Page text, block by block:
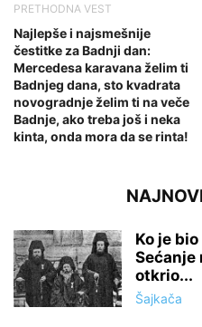
PRETHODNA VEST
Najlepše i najsmešnije
čestitke za Badnji dan:
Mercedesa karavana želim ti
Badnjeg dana, sto kvadrata
novogradnje želim ti na veče
Badnje, ako treba još i neka
kinta, onda mora da se rinta!
Ko je
Sećanje
otkrio...
Šajkača